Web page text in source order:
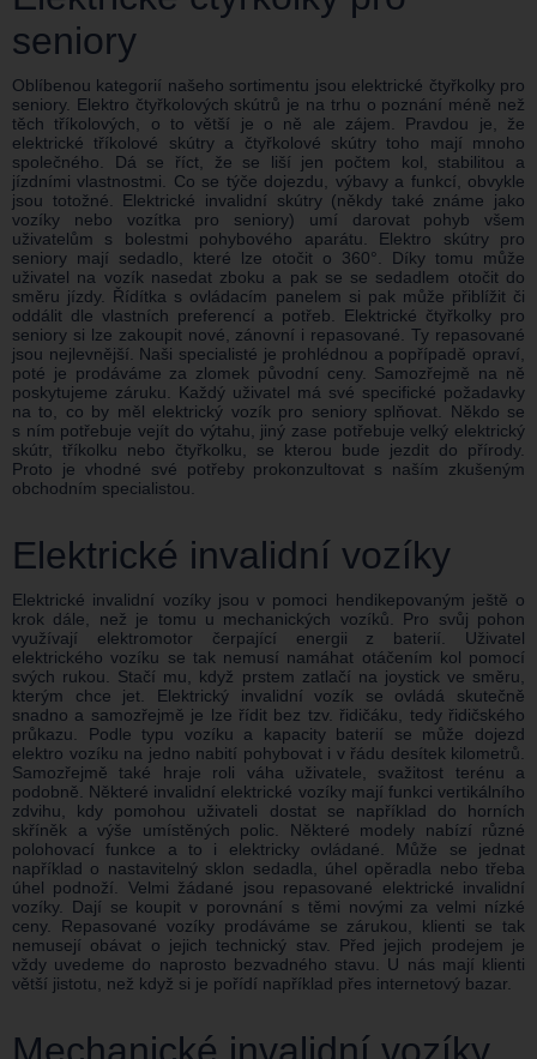
seniory
Oblíbenou kategorií našeho sortimentu jsou elektrické čtyřkolky pro
seniory. Elektro čtyřkolových skútrů je na trhu o poznání méně než
těch tříkolových, o to větší je o ně ale zájem. Pravdou je, že
elektrické tříkolové skútry a čtyřkolové skútry toho mají mnoho
společného. Dá se říct, že se liší jen počtem kol, stabilitou a
jízdními vlastnostmi. Co se týče dojezdu, výbavy a funkcí, obvykle
jsou totožné. Elektrické invalidní skútry (někdy také známe jako
vozíky nebo vozítka pro seniory) umí darovat pohyb všem
uživatelům s bolestmi pohybového aparátu. Elektro skútry pro
seniory mají sedadlo, které lze otočit o 360°. Díky tomu může
uživatel na vozík nasedat zboku a pak se se sedadlem otočit do
směru jízdy. Řídítka s ovládacím panelem si pak může přiblížit či
oddálit dle vlastních preferencí a potřeb. Elektrické čtyřkolky pro
seniory si lze zakoupit nové, zánovní i repasované. Ty repasované
jsou nejlevnější. Naši specialisté je prohlédnou a popřípadě opraví,
poté je prodáváme za zlomek původní ceny. Samozřejmě na ně
poskytujeme záruku. Každý uživatel má své specifické požadavky
na to, co by měl elektrický vozík pro seniory splňovat. Někdo se
s ním potřebuje vejít do výtahu, jiný zase potřebuje velký elektrický
skútr, tříkolku nebo čtyřkolku, se kterou bude jezdit do přírody.
Proto je vhodné své potřeby prokonzultovat s naším zkušeným
obchodním specialistou.
Elektrické invalidní vozíky
Elektrické invalidní vozíky jsou v pomoci hendikepovaným ještě o
krok dále, než je tomu u mechanických vozíků. Pro svůj pohon
využívají elektromotor čerpající energii z baterií. Uživatel
elektrického vozíku se tak nemusí namáhat otáčením kol pomocí
svých rukou. Stačí mu, když prstem zatlačí na joystick ve směru,
kterým chce jet. Elektrický invalidní vozík se ovládá skutečně
snadno a samozřejmě je lze řídit bez tzv. řidičáku, tedy řidičského
průkazu. Podle typu vozíku a kapacity baterií se může dojezd
elektro vozíku na jedno nabití pohybovat i v řádu desítek kilometrů.
Samozřejmě také hraje roli váha uživatele, svažitost terénu a
podobně. Některé invalidní elektrické vozíky mají funkci vertikálního
zdvihu, kdy pomohou uživateli dostat se například do horních
skříněk a výše umístěných polic. Některé modely nabízí různé
polohovací funkce a to i elektricky ovládané. Může se jednat
například o nastavitelný sklon sedadla, úhel opěradla nebo třeba
úhel podnoží. Velmi žádané jsou repasované elektrické invalidní
vozíky. Dají se koupit v porovnání s těmi novými za velmi nízké
ceny. Repasované vozíky prodáváme se zárukou, klienti se tak
nemusejí obávat o jejich technický stav. Před jejich prodejem je
vždy uvedeme do naprosto bezvadného stavu. U nás mají klienti
větší jistotu, než když si je pořídí například přes internetový bazar.